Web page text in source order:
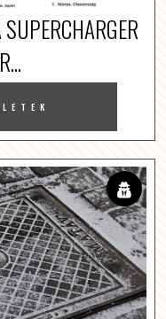
SUPERCHARGER